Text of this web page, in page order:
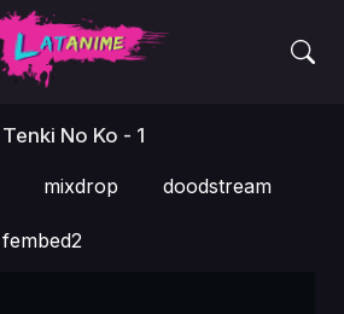
Tenki No Ko - 1
mixdrop doodstream
fembed2